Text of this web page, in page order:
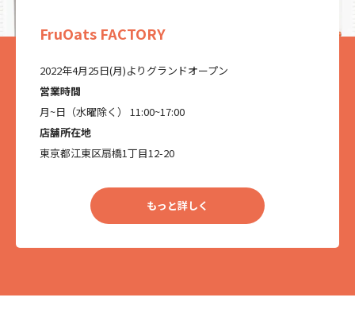
FruOats FACTORY
2022年4月25日(月)よりグランドオープン
営業時間
月~日（水曜除く） 11:00~17:00
店舗所在地
東京都江東区扇橋1丁目12-20
もっと詳しく